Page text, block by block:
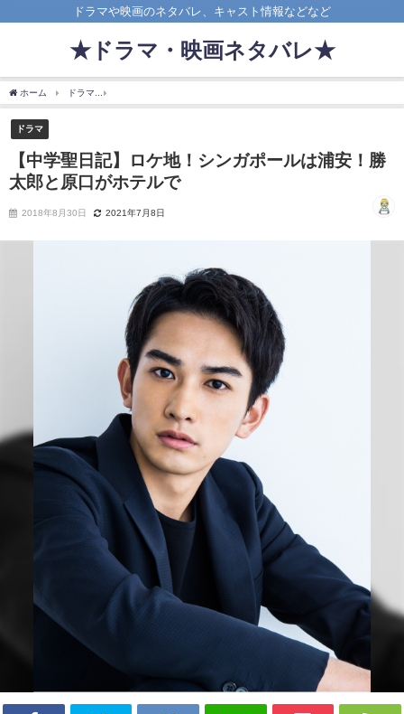
ドラマや映画のネタバレ、キャスト情報などなど
★ドラマ・映画ネタバレ★
ホーム ドラマ
ドラマ
【中学聖日記】ロケ地！シンガポールは浦安！勝
太郎と原口がホテルで
2018年8月30日 2021年7月8日